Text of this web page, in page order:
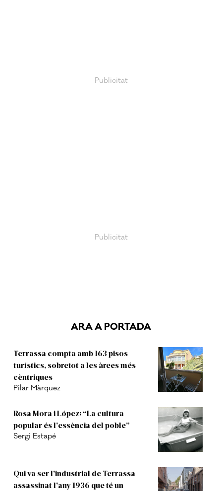
ARA A PORTADA
Terrassa compta amb 163 pisos
turístics, sobretot a les àrees més
cèntriques
Pilar Màrquez
Rosa Mora i López: “La cultura
popular és l’essència del poble”
Sergi Estapé
Qui va ser l'industrial de Terrassa
assassinat l'any 1936 que té un